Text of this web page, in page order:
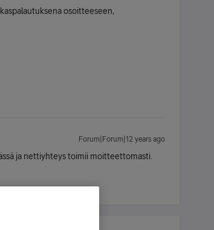
osoitteeseen,
Forum|Forum|12 years ago
ja nettiyhteys toimii moitteettomasti.